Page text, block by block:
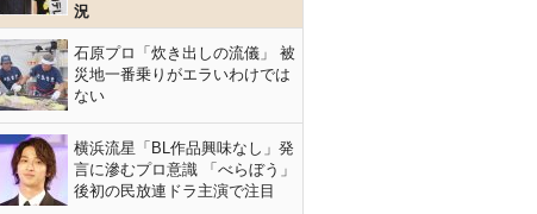
況
石原プロ「炊き出しの流儀」 被
災地一番乗りがエラいわけでは
ない
横浜流星「BL作品興味なし」発
言に滲むプロ意識 「べらぼう」
後初の民放連ドラ主演で注目